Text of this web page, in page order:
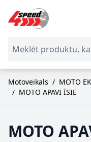
Skip to Content
Motoveikals / MOTO
/ MOTO APAVI ĪSIE
MOTO